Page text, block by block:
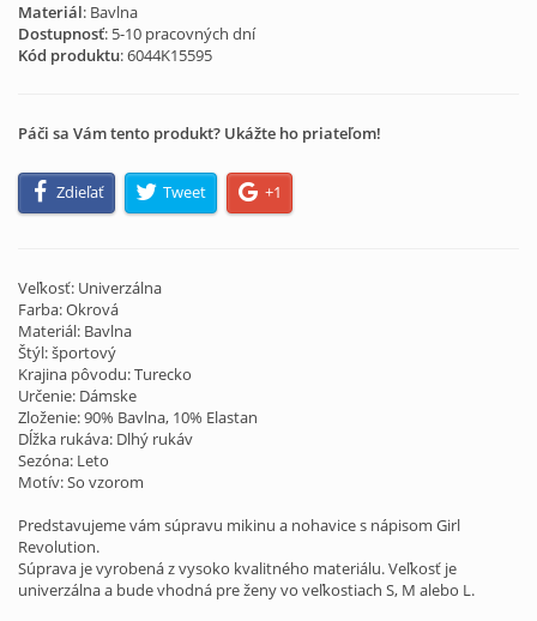
Materiál: Bavlna
Dostupnosť: 5-10 pracovných dní
Kód produktu:6044K15595
Páči sa Vám tento produkt? Ukážte ho priateľom!
Zdieľať Tweet +1
Veľkosť: Univerzálna
Farba: Okrová
Materiál: Bavlna
Štýl: športový
Krajina pôvodu: Turecko
Určenie: Dámske
Zloženie: 90% Bavlna, 10% Elastan
Dĺžka rukáva: Dlhý rukáv
Sezóna: Leto
Motív: So vzorom
Predstavujeme vám súpravu mikinu a nohavice s nápisom Girl
Revolution.
Súprava je vyrobená z vysoko kvalitného materiálu. Veľkosť je
univerzálna a bude vhodná pre ženy vo veľkostiach S, M alebo L.